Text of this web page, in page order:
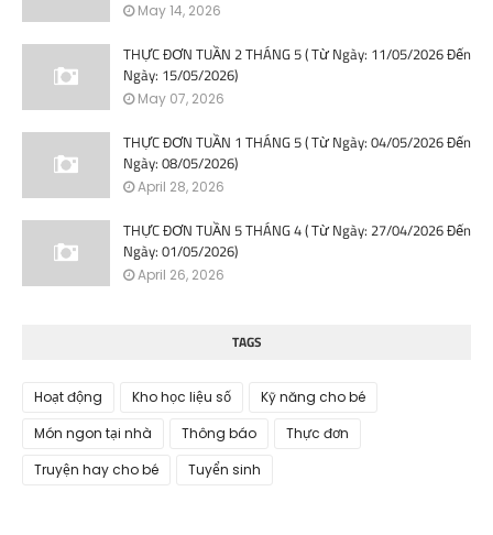
May 14, 2026
THỰC ĐƠN TUẦN 2 THÁNG 5 ( Từ Ngày: 11/05/2026 Đến
Ngày: 15/05/2026)
May 07, 2026
THỰC ĐƠN TUẦN 1 THÁNG 5 ( Từ Ngày: 04/05/2026 Đến
Ngày: 08/05/2026)
April 28, 2026
THỰC ĐƠN TUẦN 5 THÁNG 4 ( Từ Ngày: 27/04/2026 Đến
Ngày: 01/05/2026)
April 26, 2026
TAGS
Hoạt động Kho học liệu số
Kỹ năng cho bé
Món ngon tại nhà
Thông báo
Thực đơn
Truyện hay cho bé
Tuyển sinh